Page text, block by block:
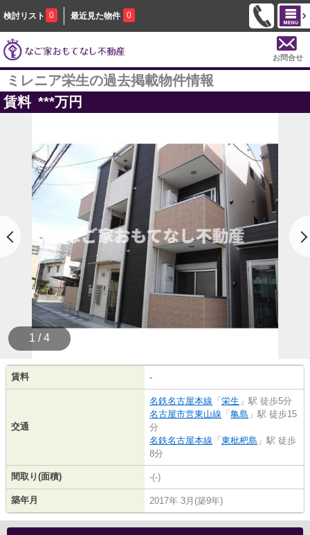
検討リスト 0 最近見た物件 0
お問合せ
ミレニア栄生の過去掲載物件情報
賃料 ***万円
1 / 4
賃料 -
交通
名鉄名古屋本線 「 栄生 」駅 徒歩5分
名古屋市営東山線 「 亀島 」駅 徒歩15
分
名鉄名古屋本線 「 東枇杷島 」駅 徒歩
8分
間取り(面積) -(-)
築年月 2017年 3月(築9年)